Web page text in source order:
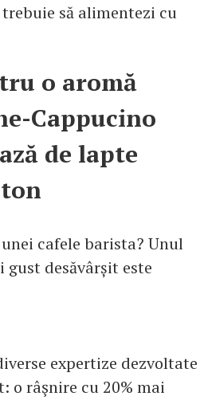
să alimentezi cu
o aromă
Cappucino
de lapte
cafele barista? Unul
desăvârșit este
expertize dezvoltate
o râşnire cu 20% mai